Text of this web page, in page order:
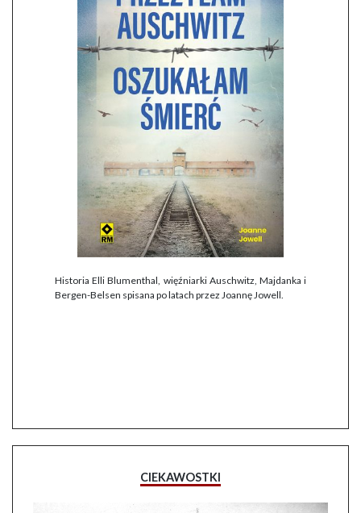
Historia Elli Blumenthal, więźniarki Auschwitz, Majdanka i
Bergen-Belsen spisana po latach przez Joannę Jowell.
CIEKAWOSTKI